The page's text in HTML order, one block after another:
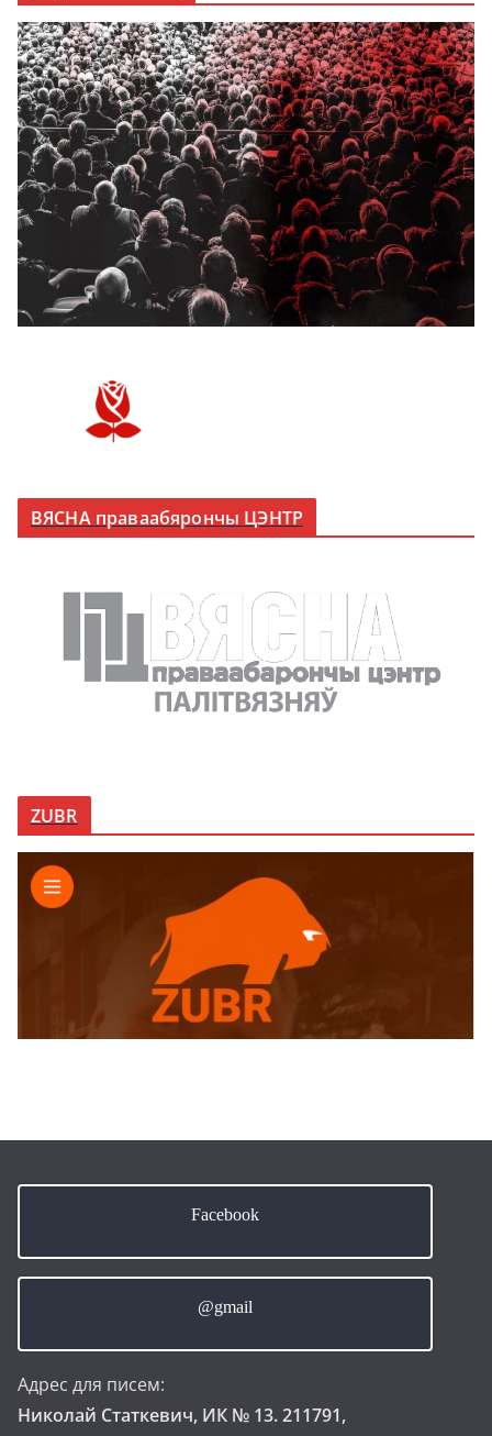
ВЯСНА праваабярончы ЦЭНТР
ZUBR
Facebook
@gmail
Адрес для писем:
Николай Статкевич, ИК № 13. 211791,